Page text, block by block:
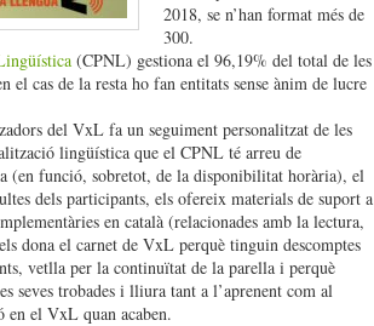
2018, se n’han format més de
300.
(CPNL) gestiona el 96,19% del total de les
el cas de la resta ho fan entitats sense ànim de lucre
del VxL fa un seguiment personalitzat de les
lingüística que el CPNL té arreu de
(en funció, sobretot, de la disponibilitat horària), el
dels participants, els ofereix materials de suport a
en català (relacionades amb la lectura,
dona el carnet de VxL perquè tinguin descomptes
vetlla per la continuïtat de la parella i perquè
seves trobades i lliura tant a l’aprenent com al
el VxL quan acaben.